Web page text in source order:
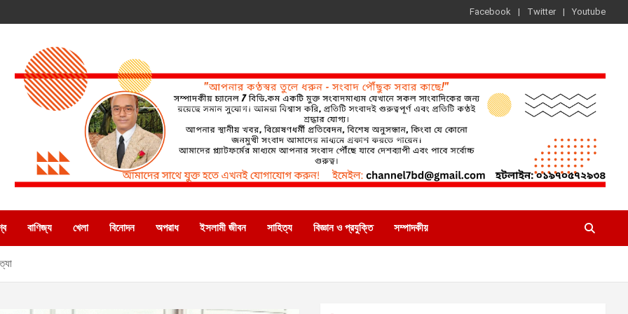
Facebook Twitter Youtube
বাণিজ্য খেলা বিনোদন অপরাধ ইসলামী জীবন সাহিত্য বিজ্ঞান ও প্রযুক্তি সম্পাদকীয়